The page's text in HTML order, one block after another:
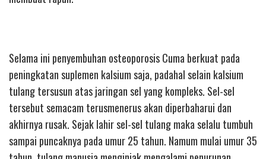
Selama ini penyembuhan osteoporosis Cuma berkuat pada
peningkatan suplemen kalsium saja, padahal selain kalsium
tulang tersusun atas jaringan sel yang kompleks. Sel-sel
tersebut semacam terusmenerus akan diperbaharui dan
akhirnya rusak. Sejak lahir sel-sel tulang maka selalu tumbuh
sampai puncaknya pada umur 25 tahun. Namum mulai umur 35